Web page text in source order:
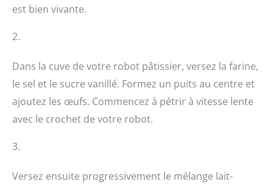
est bien vivante.
2.
Dans la cuve de votre robot pâtissier, versez la farine,
le sel et le sucre vanillé. Formez un puits au centre et
ajoutez les œufs. Commencez à pétrir à vitesse lente
avec le crochet de votre robot.
3.
Versez ensuite progressivement le mélange lait-